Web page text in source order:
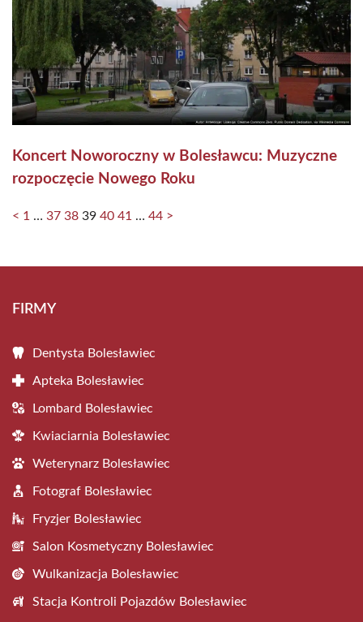
Koncert Noworoczny w Bolesławcu: Muzyczne
rozpoczęcie Nowego Roku
< 1 … 37 38 39 40 41 … 44 >
FIRMY
Dentysta Bolesławiec
Apteka Bolesławiec
Lombard Bolesławiec
Kwiaciarnia Bolesławiec
Weterynarz Bolesławiec
Fotograf Bolesławiec
Fryzjer Bolesławiec
Salon Kosmetyczny Bolesławiec
Wulkanizacja Bolesławiec
Stacja Kontroli Pojazdów Bolesławiec